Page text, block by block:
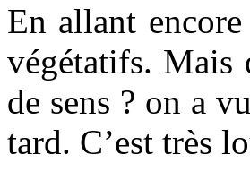
En allant
végétatifs. Mais
de sens ? on a
tard. C’est très